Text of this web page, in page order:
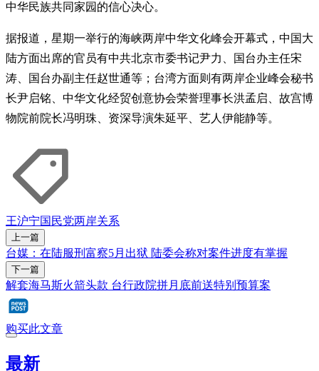
中华民族共同家园的信心决心。
据报道，星期一举行的海峡两岸中华文化峰会开幕式，中国大
陆方面出席的官员有中共北京市委书记尹力、国台办主任宋
涛、国台办副主任赵世通等；台湾方面则有两岸企业峰会秘书
长尹启铭、中华文化经贸创意协会荣誉理事长洪孟启、故宫博
物院前院长冯明珠、资深导演朱延平、艺人伊能静等。
王沪宁国民党两岸关系
上一篇
台媒：在陆服刑富察5月出狱 陆委会称对案件进度有掌握
下一篇
解套海马斯火箭头款 台行政院拼月底前送特别预算案
购买此文章
最新